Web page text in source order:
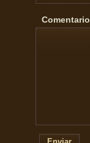
Comentario